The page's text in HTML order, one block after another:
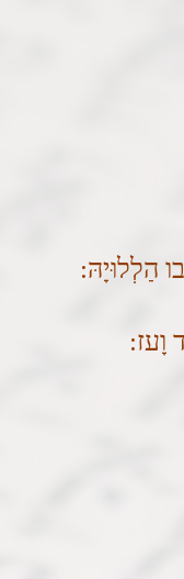
הַלְלוּיָהּ:
וָעז: